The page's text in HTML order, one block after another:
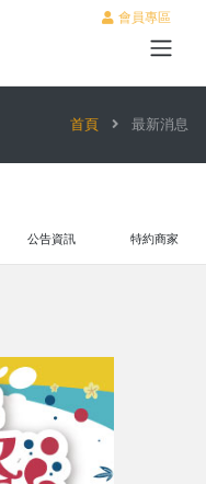
會員專區
首頁 最新消息
公告資訊 特約商家